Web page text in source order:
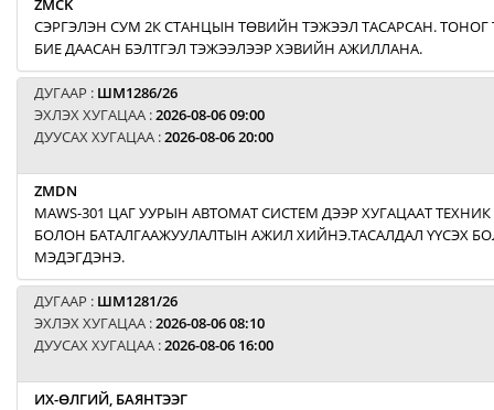
ZMCK
СЭРГЭЛЭН СУМ 2К СТАНЦЫН ТӨВИЙН ТЭЖЭЭЛ ТАСАРСАН.
БИЕ ДААСАН БЭЛТГЭЛ ТЭЖЭЭЛЭЭР ХЭВИЙН АЖИЛЛАНА.
ДУГААР : ШМ1286/26
ЭХЛЭХ ХУГАЦАА :2026-08-06 09:00
ДУУСАХ ХУГАЦАА :2026-08-06 20:00
ZMDN
MAWS-301 ЦАГ УУРЫН АВТОМАТ СИСТЕМ ДЭЭР ХУГАЦААТ
БОЛОН БАТАЛГААЖУУЛАЛТЫН АЖИЛ ХИЙНЭ.ТАСАЛДАЛ ҮҮСЭХ
МЭДЭГДЭНЭ.
ДУГААР : ШМ1281/26
ЭХЛЭХ ХУГАЦАА :2026-08-06 08:10
ДУУСАХ ХУГАЦАА :2026-08-06 16:00
ИХ-ӨЛГИЙ, БАЯНТЭЭГ